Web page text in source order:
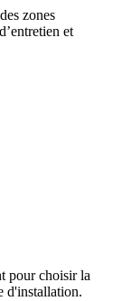
zones
et
pour choisir la
d'installation.